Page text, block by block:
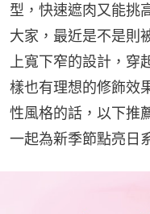
型，快速遮肉又能挑
大家，最近是不是則
上寬下窄的設計，穿
樣也有理想的修飾效
性風格的話，以下推
一起為新季節點亮日